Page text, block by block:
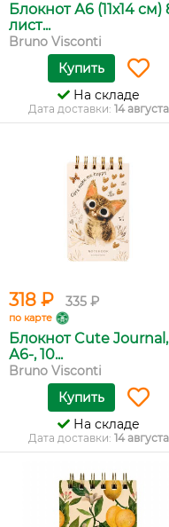
Блокнот А6 (11х14 см)
лист...
Bruno Visconti
Купить
На складе
Дата доставки: 14 августа
318 ₽ 335 ₽
по карте
Блокнот Cute Journal,
А6-, 10...
Bruno Visconti
Купить
На складе
Дата доставки: 14 августа